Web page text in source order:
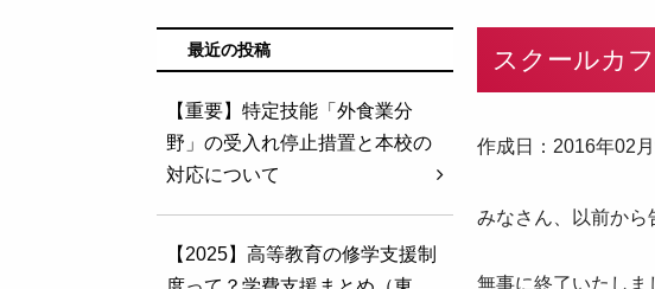
スクールカ
作成日：2016年02
みなさん、以前から
無事に終了いたしま
最近の投稿
【重要】特定技能「外食業分
野」の受入れ停止措置と本校の
対応について
【2025】高等教育の修学支援制